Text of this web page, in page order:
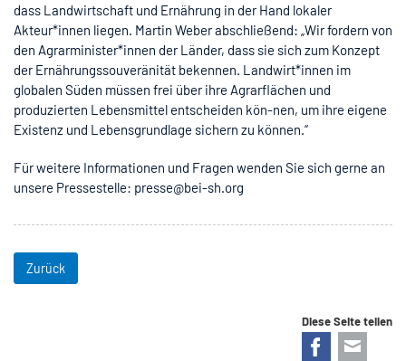
dass Landwirtschaft und Ernährung in der Hand lokaler
Akteur*innen liegen. Martin Weber abschließend: „Wir fordern von
den Agrarminister*innen der Länder, dass sie sich zum Konzept
der Ernährungssouveränität bekennen. Landwirt*innen im
globalen Süden müssen frei über ihre Agrarflächen und
produzierten Lebensmittel entscheiden kön-nen, um ihre eigene
Existenz und Lebensgrundlage sichern zu können.“
Für weitere Informationen und Fragen wenden Sie sich gerne an
unsere Pressestelle: presse@bei-sh.org
Zurück
Diese Seite teilen
Facebook